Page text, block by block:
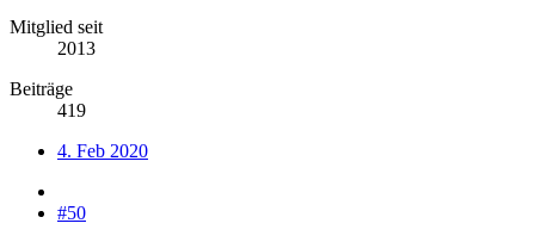
Mitglied seit
2013
Beiträge
419
4. Feb 2020
#50